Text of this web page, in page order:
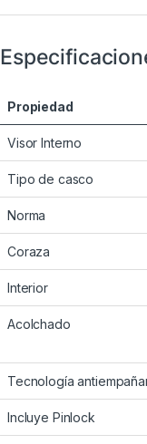
Propiedad
Visor Interno
Tipo de casco
Norma
Coraza
Interior
Acolchado
Tecnología
Incluye Pinlock